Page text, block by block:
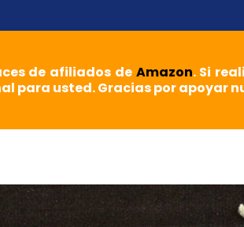
de afiliados de Amazon. Si
para usted. Gracias por apoyar